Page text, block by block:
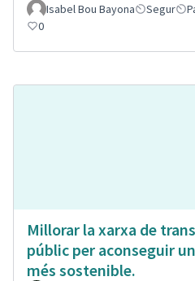
Isabel Bou Bayona Segur
0
Millorar la xarxa de
públic per aconseguir
més sostenible.